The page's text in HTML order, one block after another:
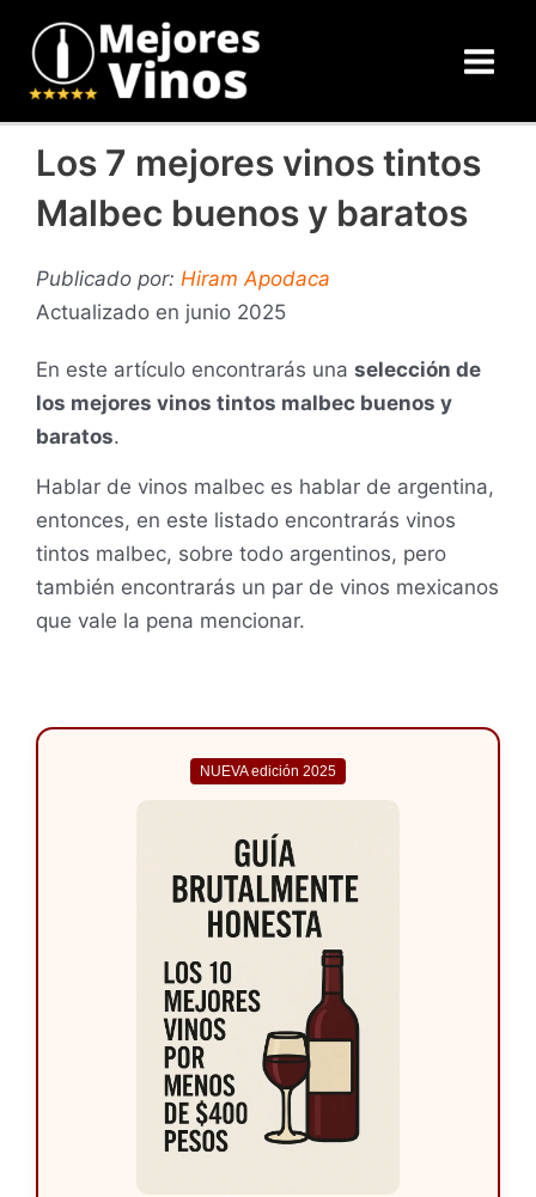
contenido
Los 7 mejores vinos tintos
Malbec buenos y baratos
Publicado por: Hiram Apodaca
Actualizado en junio 2025
En este artículo encontrarás una selección de
los mejores vinos tintos malbec buenos y
baratos.
Hablar de vinos malbec es hablar de argentina,
entonces, en este listado encontrarás vinos
tintos malbec, sobre todo argentinos, pero
también encontrarás un par de vinos mexicanos
que vale la pena mencionar.
NUEVA edición 2025